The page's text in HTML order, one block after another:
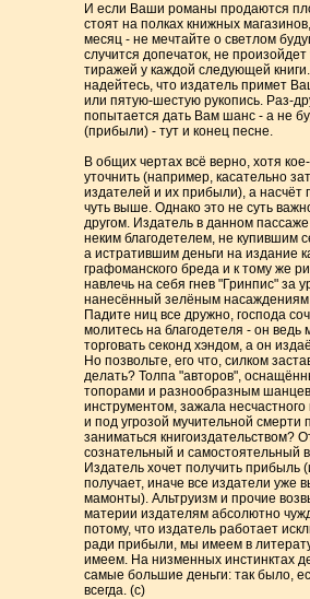
И если Ваши романы продаются
стоят на полках книжных
месяц - не мечтайте о светлом
случится допечаток, не
тиражей у каждой следующей
надейтесь, что издатель примет
или пятую-шестую рукопись. Раз-
попытается дать Вам шанс - а не
(прибыли) - тут и конец песне.
В общих чертах всё верно, хотя
уточнить (например, касательно
издателей и их прибыли), а насчёт
чуть выше. Однако это не суть
другом. Издатель в данном
неким благодетелем, не купившим
а истратившим деньги на издание
графоманского бреда и к тому же
навлечь на себя гнев "Гринпис" за
нанесённый зелёным
Падите ниц все дружно, господа
молитесь на благодетеля ­- он ведь
торговать секонд хэндом, а он
Но позвольте, его что, силком
делать? Толпа "авторов",
топорами и разнообразным
инструментом, зажала несчастного
и под угрозой мучительной смерти
заниматься книгоиздательством?
сознательный и самостоятельный
Издатель хочет получить прибыль
получает, иначе все издатели уже
мамонты). Альтруизм и прочие
материи издателям абсолютно
потому, что издатель работает
ради прибыли, мы имеем в
имеем. На низменных инстинктах
самые большие деньги: так было,
всегда. (с)